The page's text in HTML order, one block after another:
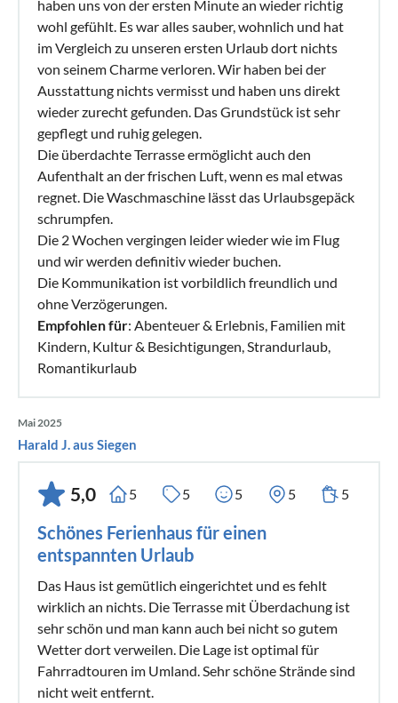
haben uns von der ersten Minute an wieder richtig
wohl gefühlt. Es war alles sauber, wohnlich und hat
im Vergleich zu unseren ersten Urlaub dort nichts
von seinem Charme verloren. Wir haben bei der
Ausstattung nichts vermisst und haben uns direkt
wieder zurecht gefunden. Das Grundstück ist sehr
gepflegt und ruhig gelegen.
Die überdachte Terrasse ermöglicht auch den
Aufenthalt an der frischen Luft, wenn es mal etwas
regnet. Die Waschmaschine lässt das Urlaubsgepäck
schrumpfen.
Die 2 Wochen vergingen leider wieder wie im Flug
und wir werden definitiv wieder buchen.
Die Kommunikation ist vorbildlich freundlich und
ohne Verzögerungen.
Empfohlen für: Abenteuer & Erlebnis, Familien mit
Kindern, Kultur & Besichtigungen, Strandurlaub,
Romantikurlaub
Mai 2025
Harald J. aus Siegen
5,0 5 5 5 5 5
Schönes Ferienhaus für einen
entspannten Urlaub
Das Haus ist gemütlich eingerichtet und es fehlt
wirklich an nichts. Die Terrasse mit Überdachung ist
sehr schön und man kann auch bei nicht so gutem
Wetter dort verweilen. Die Lage ist optimal für
Fahrradtouren im Umland. Sehr schöne Strände sind
nicht weit entfernt.